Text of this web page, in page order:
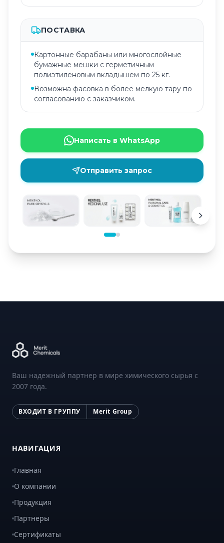
ПОСТАВКА
Картонные барабаны или многослойные
бумажные мешки с герметичным
полиэтиленовым вкладышем по 25 кг.
Возможна фасовка в более мелкую тару по
согласованию с заказчиком.
Написать в WhatsApp
Отправить запрос
Ваш надежный партнер в мире химического сырья с
2007 года.
ВХОДИТ В ГРУППУ Merit Group
НАВИГАЦИЯ
Главная
О компании
Продукция
Партнеры
Сертификаты